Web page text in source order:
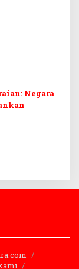
Negara